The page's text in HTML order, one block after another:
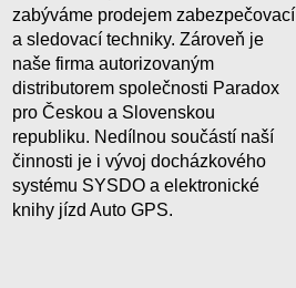
zabýváme prodejem zabezpečovací
a sledovací techniky. Zároveň je
naše firma autorizovaným
distributorem společnosti Paradox
pro Českou a Slovenskou
republiku. Nedílnou součástí naší
činnosti je i vývoj docházkového
systému SYSDO a elektronické
knihy jízd Auto GPS.